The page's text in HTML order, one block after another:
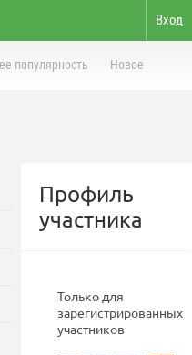
Вход
популярность Новое
Профиль
участника
Только для
зарегистрированных
участников